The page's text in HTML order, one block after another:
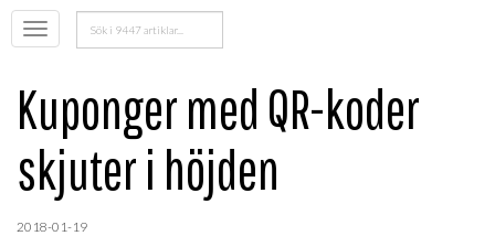
Öppna
menyn
Sök
efter:
Kuponger med QR-koder
skjuter i höjden
2018-01-19